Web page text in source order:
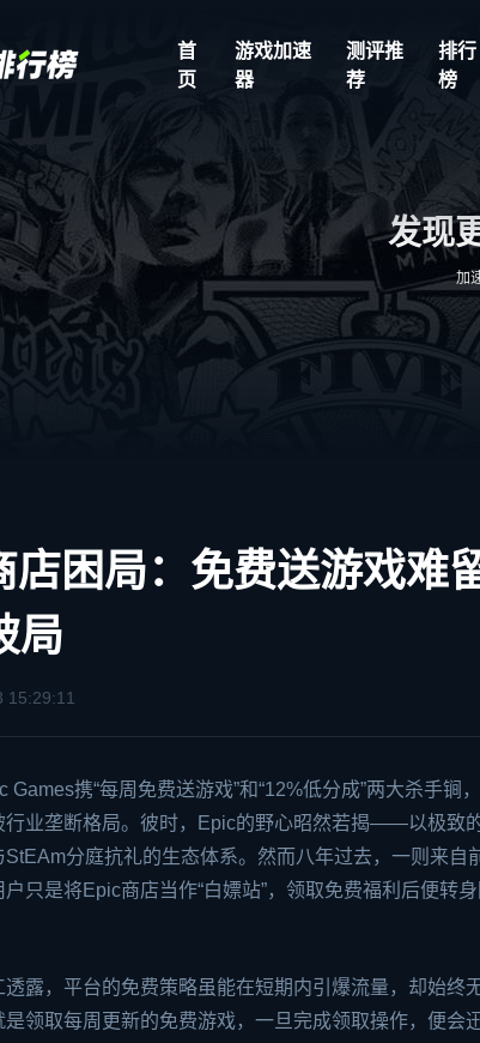
首
页
游戏加速
器
测评推
荐
排行
榜
发现
加
店困局：免费送游戏难
局
15:29:11
Games携“每周免费送游戏”和“12%低分成”两大杀手锏
行业垄断格局。彼时，Epic的野心昭然若揭——以极致
StEAm分庭抗礼的生态体系。然而八年过去，一则来
只是将Epic商店当作“白嫖站”，领取免费福利后便转
露，平台的免费策略虽能在短期内引爆流量，却始终
是领取每周更新的免费游戏，一旦完成领取操作，便会